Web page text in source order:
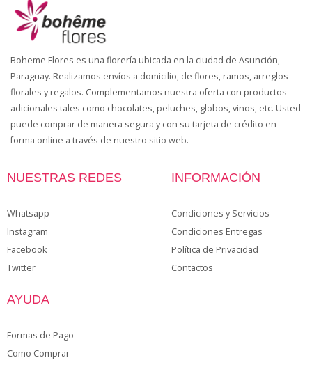
Boheme Flores es una florería ubicada en la ciudad de Asunción,
Paraguay. Realizamos envíos a domicilio, de flores, ramos, arreglos
florales y regalos. Complementamos nuestra oferta con productos
adicionales tales como chocolates, peluches, globos, vinos, etc. Usted
puede comprar de manera segura y con su tarjeta de crédito en
forma online a través de nuestro sitio web.
NUESTRAS REDES
Whatsapp
Instagram
Facebook
Twitter
INFORMACIÓN
Condiciones y Servicios
Condiciones Entregas
Política de Privacidad
Contactos
AYUDA
Formas de Pago
Como Comprar